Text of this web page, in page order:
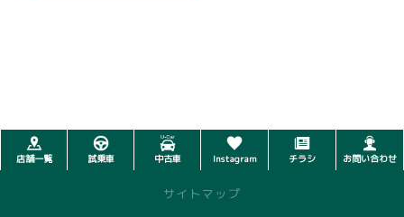
店舗一覧 試乗車 中古車 Instagram チラシ お問い合わせ
サイトマップ